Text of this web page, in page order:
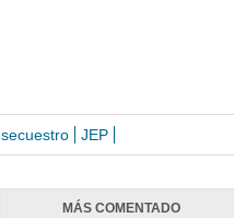
secuestro JEP
MÁS COMENTADO